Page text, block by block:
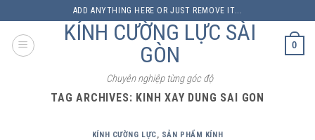
to
content
ADD ANYTHING HERE OR JUST REMOVE IT...
KÍNH CƯỜNG LỰC SÀI
GÒN
Chuyên nghiệp từng góc độ
0
TAG ARCHIVES: KINH XAY DUNG SAI GON
KÍNH CƯỜNG LỰC, SẢN PHẨM KÍNH